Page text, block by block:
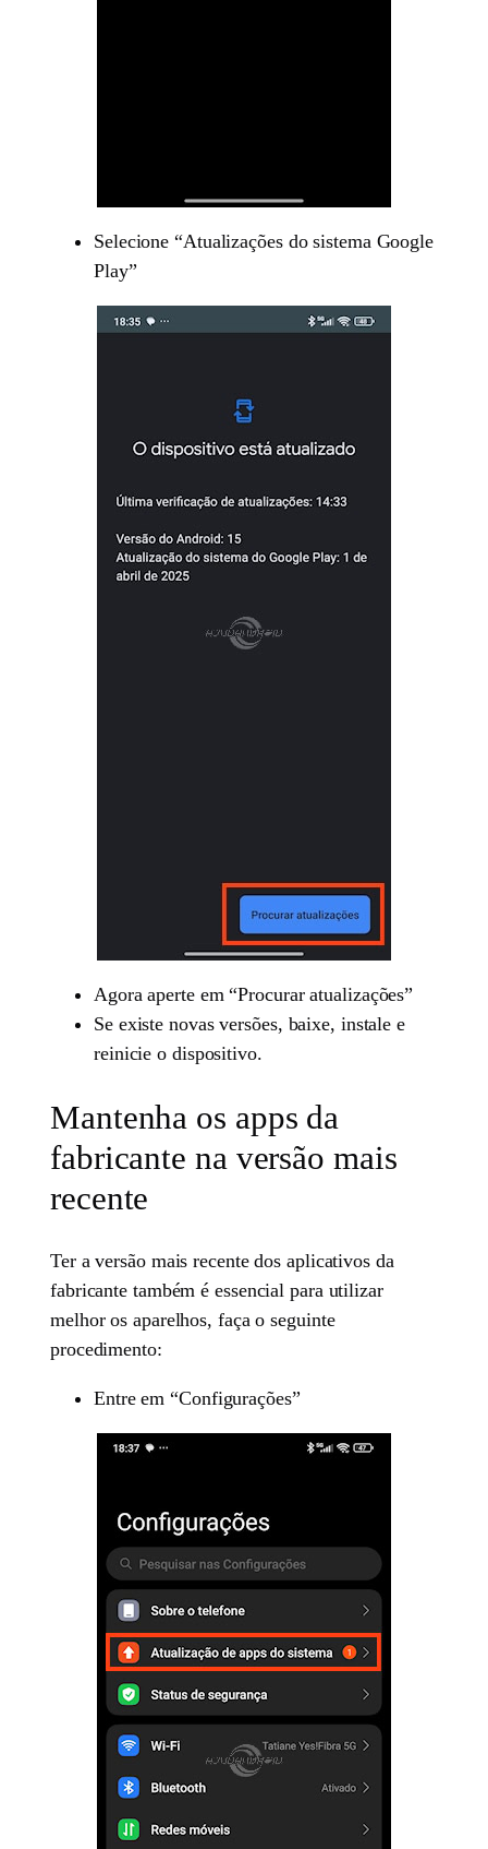
Selecione “Atualizações do sistema Google
Play”
Agora aperte em “Procurar atualizações”
Se existe novas versões, baixe, instale e
reinicie o dispositivo.
Mantenha os apps da
fabricante na versão mais
recente
Ter a versão mais recente dos aplicativos da
fabricante também é essencial para utilizar
melhor os aparelhos, faça o seguinte
procedimento:
Entre em “Configurações”